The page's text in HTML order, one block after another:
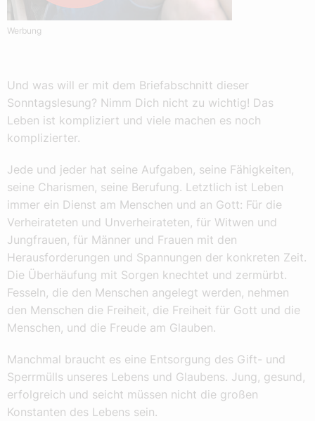
Werbung
Und was will er mit dem Briefabschnitt dieser
Sonntagslesung? Nimm Dich nicht zu wichtig! Das
Leben ist kompliziert und viele machen es noch
komplizierter.
Jede und jeder hat seine Aufgaben, seine Fähigkeiten,
seine Charismen, seine Berufung. Letztlich ist Leben
immer ein Dienst am Menschen und an Gott: Für die
Verheirateten und Unverheirateten, für Witwen und
Jungfrauen, für Männer und Frauen mit den
Herausforderungen und Spannungen der konkreten Zeit.
Die Überhäufung mit Sorgen knechtet und zermürbt.
Fesseln, die den Menschen angelegt werden, nehmen
den Menschen die Freiheit, die Freiheit für Gott und die
Menschen, und die Freude am Glauben.
Manchmal braucht es eine Entsorgung des Gift- und
Sperrmülls unseres Lebens und Glaubens. Jung, gesund,
erfolgreich und seicht müssen nicht die großen
Konstanten des Lebens sein.